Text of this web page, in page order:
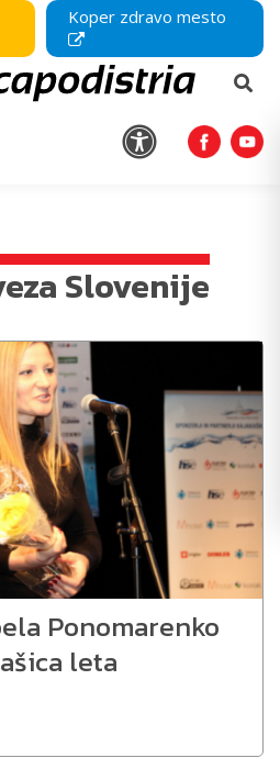
Koper zdravo mesto
Slovenije
Ponomarenko
leta